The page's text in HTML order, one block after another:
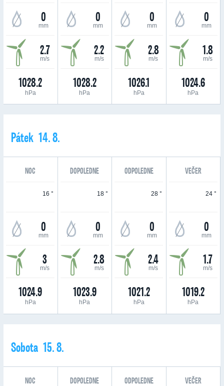
0
mm
2.7
m/s
1028.2
hPa
0
mm
2.2
m/s
1028.2
hPa
0
mm
2.8
m/s
1026.1
hPa
0
mm
1.8
m/s
1024.6
hPa
Pátek 14. 8.
NOC DOPOLEDNE ODPOLEDNE VEČER
16 °
0
mm
3
m/s
1024.9
hPa
18 °
0
mm
2.8
m/s
1023.9
hPa
28 °
0
mm
2.4
m/s
1021.2
hPa
24 °
0
mm
1.7
m/s
1019.2
hPa
Sobota 15. 8.
NOC DOPOLEDNE ODPOLEDNE VEČER